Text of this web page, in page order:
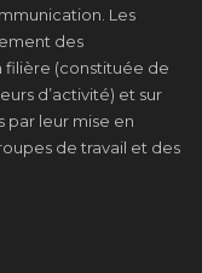
Les
des
filière (constituée de
d’activité) et sur
par leur mise en
de travail et des